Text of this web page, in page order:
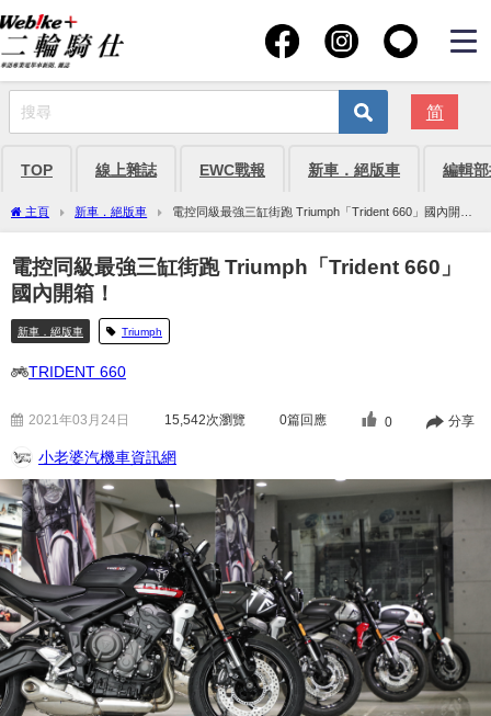
简
TOP 線上雜誌 EWC戰報 新車．絕版車 編輯
主頁 新車．絕版車
電控同級最強三缸街跑 Triumph「Trident 660」國內開
箱！
電控同級最強三缸街跑 Triumph「Trident 660」
國內開箱！
新車．絕版車 Triumph
TRIDENT 660
2021年03月24日 15,542次瀏覽 0篇回應 0 分享
小老婆汽機車資訊網